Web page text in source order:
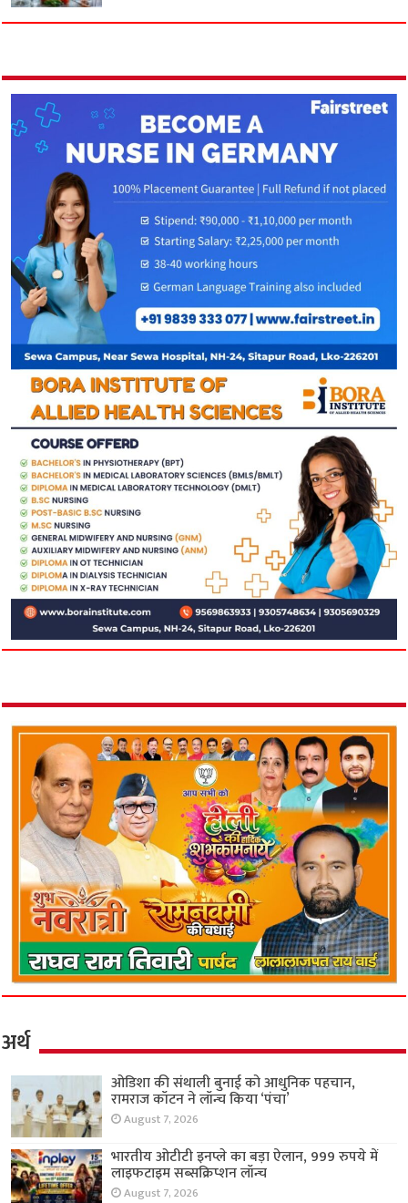
अर्थ
ओडिशा की संथाली बुनाई को आधुनिक पहचान,
रामराज कॉटन ने लॉन्च किया ‘पंचा’
August 7, 2026
भारतीय ओटीटी इनप्ले का बड़ा ऐलान, 999 रुपये में
लाइफटाइम सब्सक्रिप्शन लॉन्च
August 7, 2026